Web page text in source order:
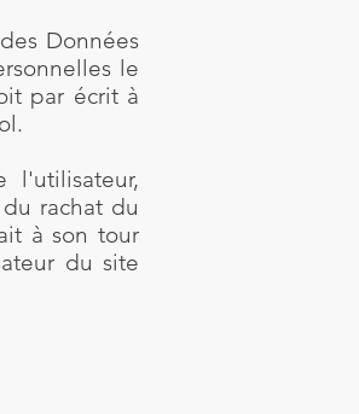
Données
le
par écrit à
rachat du
à son tour
du site